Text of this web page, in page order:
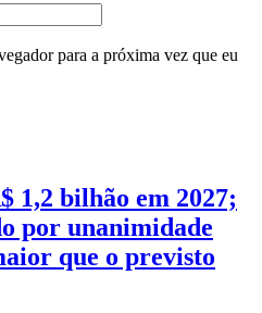
para a próxima vez que eu
1,2 bilhão em 2027;
por unanimidade
que o previsto